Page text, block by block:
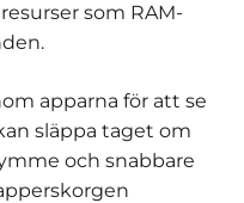
som RAM-
apparna för att se
släppa taget om
och snabbare